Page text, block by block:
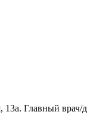
Главный врач/